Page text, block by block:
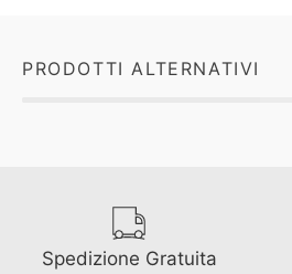
PRODOTTI ALTERNATIVI
Spedizione Gratuita